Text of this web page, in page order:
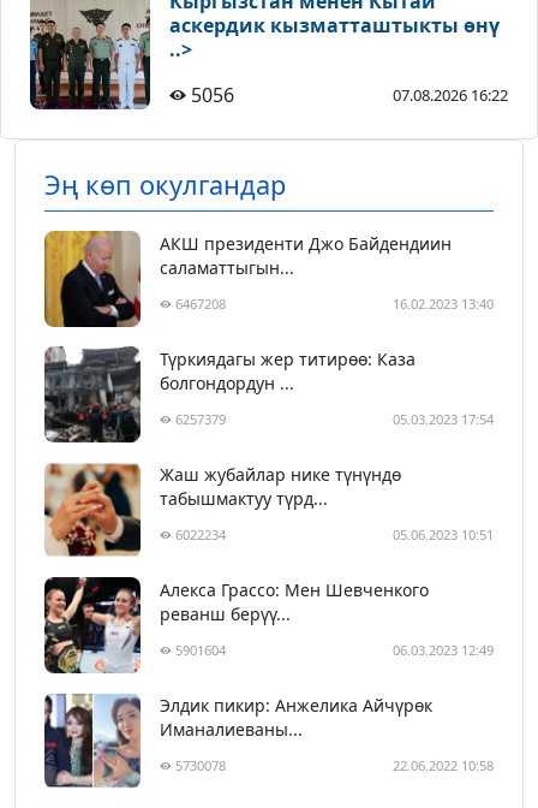
аскердик кызматташтыкты өнү
..>
5056
07.08.2026 16:22
Эң көп окулгандар
АКШ президенти Джо Байдендиин
саламаттыгын...
6467208 16.02.2023 13:40
Түркиядагы жер титирөө: Каза
болгондордун ...
6257379 05.03.2023 17:54
Жаш жубайлар нике түнүндө
табышмактуу түрд...
6022234 05.06.2023 10:51
Алекса Грассо: Мен Шевченкого
реванш берүү...
5901604 06.03.2023 12:49
Элдик пикир: Анжелика Айчүрөк
Иманалиеваны...
5730078 22.06.2022 10:58